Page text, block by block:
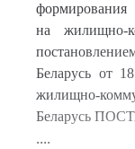
формирования
на жилищно-
Беларусь от
жилищно-
Беларусь
....